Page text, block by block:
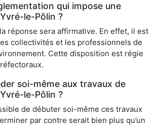
qui impose une
le-Pôlin ?
réponse sera affirmative. En effet, il est
collectivités et les professionnels de
Cette disposition est régie
soi-même aux travaux de
le-Pôlin ?
de débuter soi-même ces travaux
par contre serait bien plus qu’un